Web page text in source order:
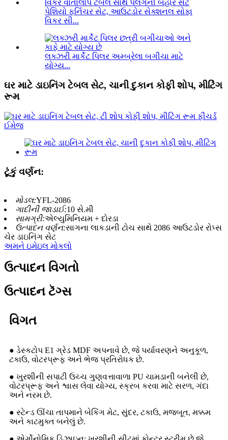
પેશિયો ફર્નિચર સેટ, આઉટડોર સેક્શનલ સોફા
વિકર સી...
લક્ઝરી માર્કેટ પિલર અમ્બ્રેલા બગીચા માટે
યોગ્ય...
ઘર માટે ડાઇનિંગ ટેબલ સેટ, ચાની દુકાન કોફી શોપ, મીટિંગ
રૂમ
ટૂંકું વર્ણન:
મોડલ:YFL-2086
ગાદીની જાડાઈ:10 સે.મી
સામગ્રી:એલ્યુમિનિયમ + દોરડા
ઉત્પાદન વર્ણન:સાગના લાકડાની ટોચ સાથે 2086 આઉટડોર રોપ્સ
ચેર ડાઇનિંગ સેટ
અમને ઇમેઇલ મોકલો
ઉત્પાદન વિગતો
ઉત્પાદન ટૅગ્સ
વિગત
● ડેસ્કટોપ E1 ગ્રેડ MDF અપનાવે છે, જે પર્યાવરણને અનુકૂળ,
ટકાઉ, વોટરપ્રૂફ અને ભેજ પ્રતિરોધક છે.
● ખુરશીની સપાટી ઉચ્ચ ગુણવત્તાવાળા PU ચામડાની બનેલી છે,
વોટરપ્રૂફ અને શ્વાસ લેવા યોગ્ય, સ્ક્રબ કરવા માટે સરળ, ગંદા
અને નરમ છે.
● સ્ટેન્ડ ઊંચા તાપમાને બેકિંગ મેટ, સુંદર, ટકાઉ, મજબૂત, મક્કમ
અને કાટમુક્ત બનેલું છે.